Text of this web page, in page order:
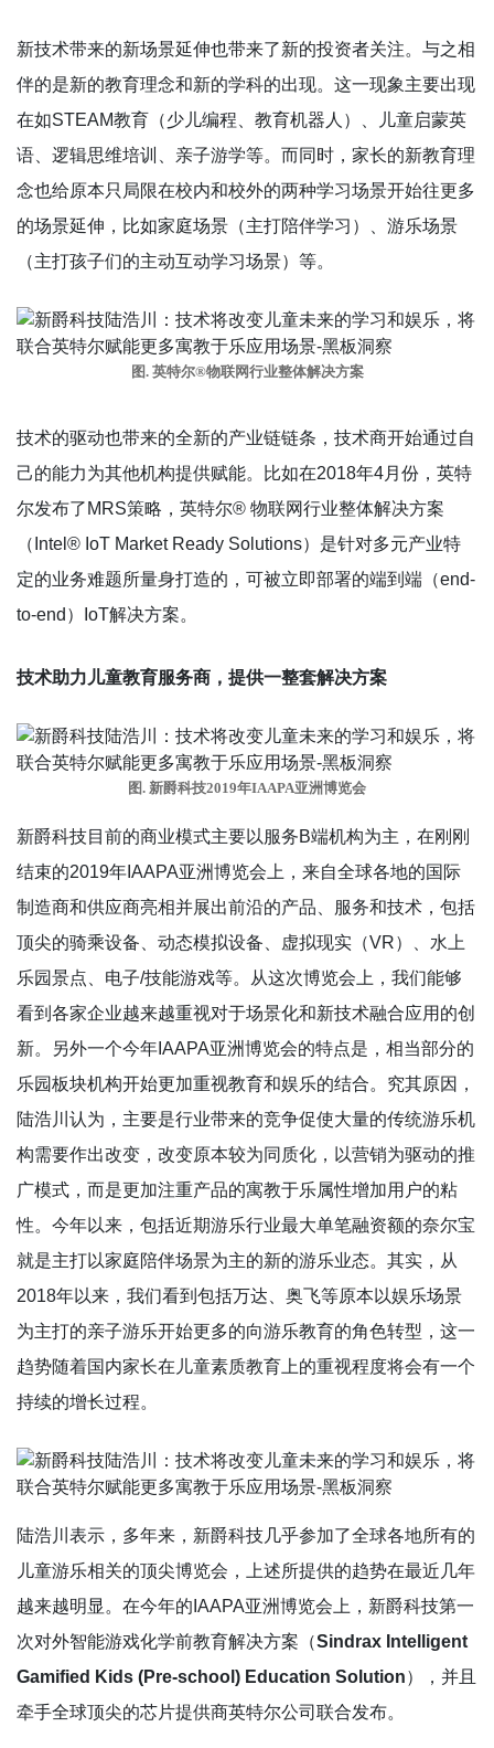
新技术带来的新场景延伸也带来了新的投资者关注。与之相
伴的是新的教育理念和新的学科的出现。这一现象主要出现
在如STEAM教育（少儿编程、教育机器人）、儿童启蒙英
语、逻辑思维培训、亲子游学等。而同时，家长的新教育理
念也给原本只局限在校内和校外的两种学习场景开始往更多
的场景延伸，比如家庭场景（主打陪伴学习）、游乐场景
（主打孩子们的主动互动学习场景）等。
图. 英特尔®物联网行业整体解决方案
技术的驱动也带来的全新的产业链链条，技术商开始通过自
己的能力为其他机构提供赋能。比如在2018年4月份，英特
尔发布了MRS策略，英特尔® 物联网行业整体解决方案
（Intel® IoT Market Ready Solutions）是针对多元产业特
定的业务难题所量身打造的，可被立即部署的端到端（end-
to-end）IoT解决方案。
技术助力儿童教育服务商 ， 提供一整套解决方案
图. 新爵科技2019年IAAPA亚洲博览会
新爵科技目前的商业模式主要以服务B端机构为主，在刚刚
结束的2019年IAAPA亚洲博览会上，来自全球各地的国际
制造商和供应商亮相并展出前沿的产品、服务和技术，包括
顶尖的骑乘设备、动态模拟设备、虚拟现实（VR）、水上
乐园景点、电子/技能游戏等。从这次博览会上，我们能够
看到各家企业越来越重视对于场景化和新技术融合应用的创
新。另外一个今年IAAPA亚洲博览会的特点是，相当部分的
乐园板块机构开始更加重视教育和娱乐的结合。究其原因，
陆浩川认为，主要是行业带来的竞争促使大量的传统游乐机
构需要作出改变，改变原本较为同质化，以营销为驱动的推
广模式，而是更加注重产品的寓教于乐属性增加用户的粘
性。今年以来，包括近期游乐行业最大单笔融资额的奈尔宝
就是主打以家庭陪伴场景为主的新的游乐业态。其实，从
2018年以来，我们看到包括万达、奥飞等原本以娱乐场景
为主打的亲子游乐开始更多的向游乐教育的角色转型，这一
趋势随着国内家长在儿童素质教育上的重视程度将会有一个
持续的增长过程。
陆浩川表示，多年来，新爵科技几乎参加了全球各地所有的
儿童游乐相关的顶尖博览会，上述所提供的趋势在最近几年
越来越明显。在今年的IAAPA亚洲博览会上，新爵科技第一
次对外智能游戏化学前教育解决方案（Sindrax Intelligent
Gamified Kids (Pre-school) Education Solution），并且
牵手全球顶尖的芯片提供商英特尔公司联合发布。